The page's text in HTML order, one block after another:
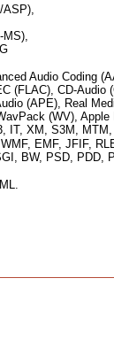
ASP),
MS),
Audio Coding
(FLAC), CD-Audio
(APE), Real
(WV),
IT, XM, S3M,
EMF, JFIF,
BW, PSD, PDD,